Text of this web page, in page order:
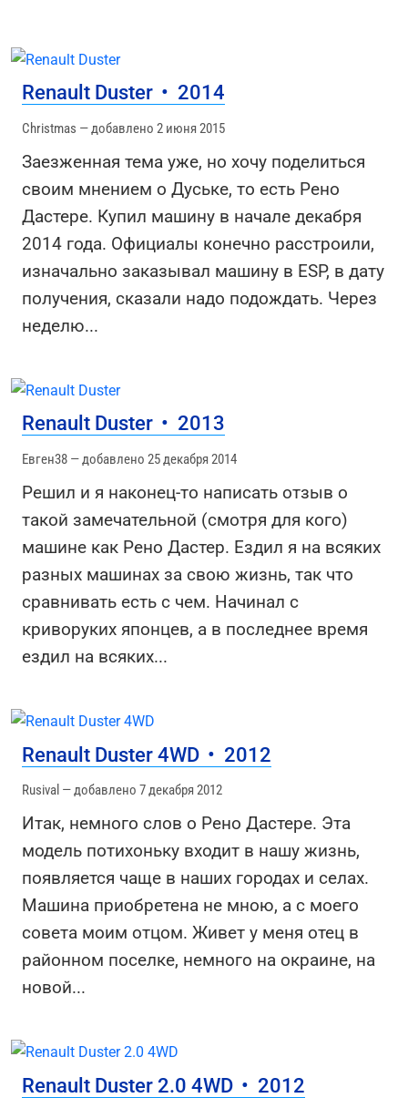
Renault Duster • 2014
Christmas — добавлено 2 июня 2015
Заезженная тема уже, но хочу поделиться
своим мнением о Дуське, то есть Рено
Дастере. Купил машину в начале декабря
2014 года. Официалы конечно расстроили,
изначально заказывал машину в ESP, в дату
получения, сказали надо подождать. Через
неделю...
Renault Duster • 2013
Евген38 — добавлено 25 декабря 2014
Решил и я наконец-то написать отзыв о
такой замечательной (смотря для кого)
машине как Рено Дастер. Ездил я на всяких
разных машинах за свою жизнь, так что
сравнивать есть с чем. Начинал с
криворуких японцев, а в последнее время
ездил на всяких...
Renault Duster 4WD • 2012
Rusival — добавлено 7 декабря 2012
Итак, немного слов о Рено Дастере. Эта
модель потихоньку входит в нашу жизнь,
появляется чаще в наших городах и селах.
Машина приобретена не мною, а с моего
совета моим отцом. Живет у меня отец в
районном поселке, немного на окраине, на
новой...
Renault Duster 2.0 4WD • 2012